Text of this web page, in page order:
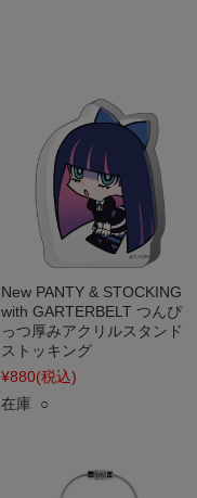
New PANTY & STOCKING
with GARTERBELT つんぴ
っつ厚みアクリルスタンド
ストッキング
¥880(税込)
在庫 ○